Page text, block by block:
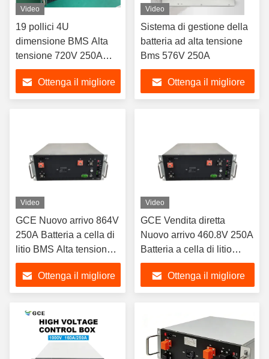
Video
19 pollici 4U
dimensione BMS Alta
tensione 720V 250A
12S 15S 16S 24S
batterieOttenga il migliore
Video
Sistema di gestione della
batteria ad alta tensione
Bms 576V 250A
Ottenga il migliore
Video
GCE Nuovo arrivo 864V
250A Batteria a cella di
litio BMS Alta tensione
BMS pacchetto
bilanciere controllato
utilizzato per UPS ESS
Ottenga il migliore
Video
GCE Vendita diretta
Nuovo arrivo 460.8V 250A
Batteria a cella di litio
BMS Alta tensione BMS
pacchetto Bilancio
controllato utilizzato per
Ottenga il migliore